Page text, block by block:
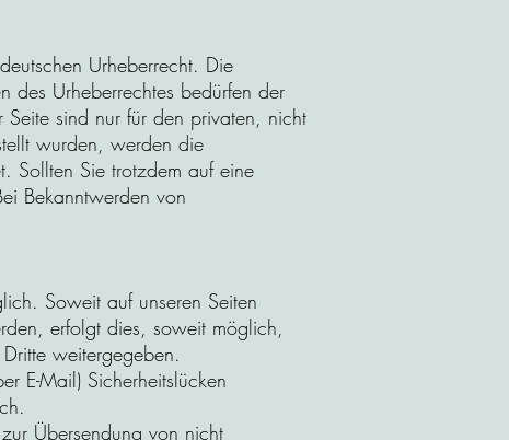
Urheberrecht. Die
des Urheberrechtes bedürfen der
sind nur für den privaten, nicht
wurden, werden die
Sollten Sie trotzdem auf eine
Bekanntwerden von
Soweit auf unseren Seiten
erfolgt dies, soweit möglich,
weitergegeben.
E-Mail) Sicherheitslücken
Übersendung von nicht